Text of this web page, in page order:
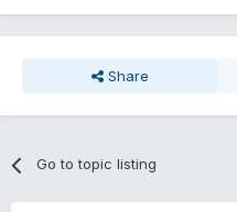
Share
Go to topic listing